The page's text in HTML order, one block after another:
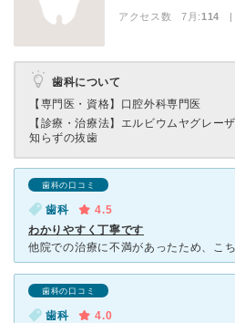
アクセス数 7月:114 |
歯科について
【専門医・資格】 口腔外科専門医
【診療・治療法】 エルビウムヤグレー
知らずの抜歯
歯科の口コミ
歯科
4.5
わかりやすく丁寧です
歯科の口コミ
歯科
4.0